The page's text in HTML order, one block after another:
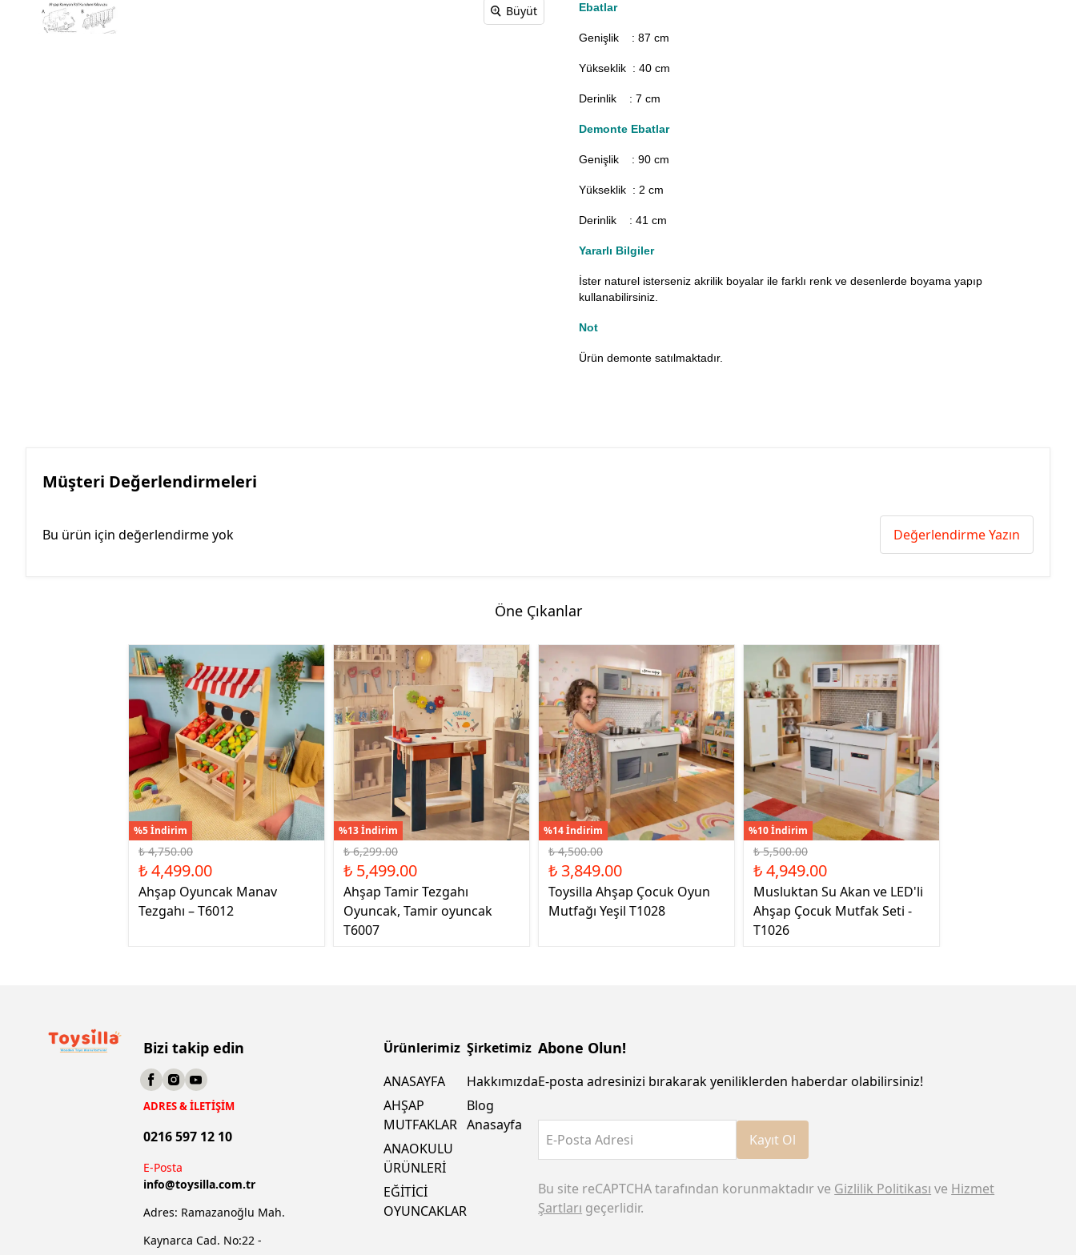
Büyüt Ebatlar
Genişlik : 87cm
Yükseklik : 40 cm
Derinlik : 7 cm
Demonte Ebatlar
Genişlik : 90cm
Yükseklik : 2 cm
Derinlik : 41 cm
Yararlı Bilgiler
İster naturel isterseniz akrilik boyalar ile farklı renk ve desenlerde boyama yapıp
kullanabilirsiniz.
Not
Ürün demonte satılmaktadır.
Müşteri Değerlendirmeleri
Bu ürün için değerlendirme yok Değerlendirme Yazın
Öne Çıkanlar
%5 İndirim
₺ 4,750.00
₺ 4,499.00
Ahşap Oyuncak Manav
Tezgahı – T6012
%13 İndirim
₺ 6,299.00
₺ 5,499.00
Ahşap Tamir Tezgahı
Oyuncak, Tamir oyuncak
T6007
%14 İndirim
₺ 4,500.00
₺ 3,849.00
Toysilla Ahşap Çocuk Oyun
Mutfağı Yeşil T1028
%10 İndirim
₺ 5,500.00
₺ 4,949.00
Musluktan Su Akan ve LED'li
Ahşap Çocuk Mutfak Seti -
T1026
Bizi takip edin
ADRES & İLETİŞİM
0216 597 12 10
E-Posta
info@toysilla.com.tr
Adres: Ramazanoğlu Mah.
Kaynarca Cad. No:22 -
Ürünlerimiz
ANASAYFA
AHŞAP
MUTFAKLAR
ANAOKULU
ÜRÜNLERİ
EĞİTİCİ
OYUNCAKLAR
Şirketimiz
Hakkımızda
Blog
Anasayfa
Abone Olun!
E-posta adresinizi bırakarak yeniliklerden haberdar olabilirsiniz!
E-Posta Adresi Kayıt Ol
Bu site reCAPTCHA tarafından korunmaktadır ve Gizlilik Politikası ve Hizmet
Şartları geçerlidir.